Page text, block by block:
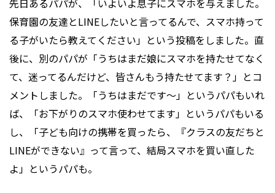
先日あるパパが、「いよいよ息子にスマホを与えました。
保育園の友達とLINEしたいと言ってるんで、スマホ持って
る子がいたら教えてください」という投稿をしました。直
後に、別のパパが「うちはまだ娘にスマホを持たせてなく
て、迷ってるんだけど、皆さんもう持たせてます？」とコ
メントしました。「うちはまだです～」というパパもいれ
ば、「お下がりのスマホ使わせてます」というパパもいる
し、「子ども向けの携帯を買ったら、『クラスの友だちと
LINEができない』って言って、結局スマホを買い直した
よ」というパパも。